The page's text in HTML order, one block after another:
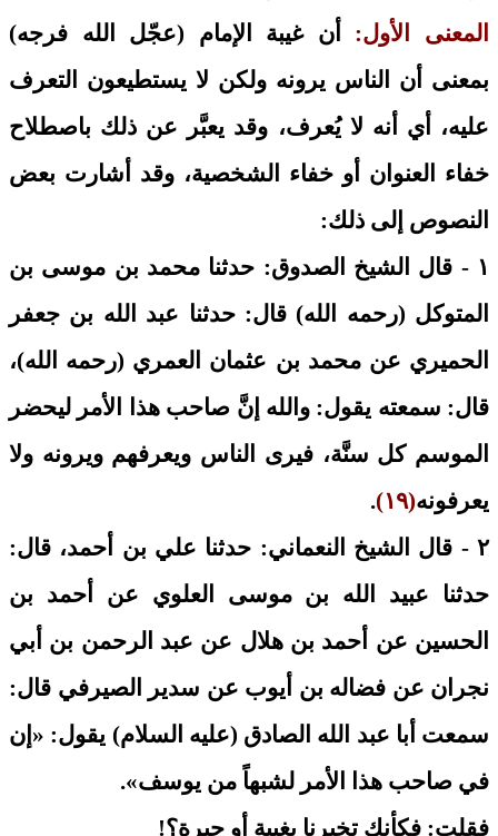
المعنى الأول: أن غيبة الإمام (عجّل الله فرجه)
بمعنى أن الناس يرونه ولكن لا يستطيعون التعرف
عليه، أي أنه لا يُعرف، وقد يعبَّر عن ذلك باصطلاح
خفاء العنوان أو خفاء الشخصية، وقد أشارت بعض
النصوص إلى ذلك:
١ - قال الشيخ الصدوق: حدثنا محمد بن موسى بن
المتوكل (رحمه الله) قال: حدثنا عبد الله بن جعفر
الحميري عن محمد بن عثمان العمري (رحمه الله)،
قال: سمعته يقول: والله إنَّ صاحب هذا الأمر ليحضر
الموسم كل سنَّة، فيرى الناس ويعرفهم ويرونه ولا
يعرفونه(١٩)
.
٢ - قال الشيخ النعماني: حدثنا علي بن أحمد، قال:
حدثنا عبيد الله بن موسى العلوي عن أحمد بن
الحسين عن أحمد بن هلال عن عبد الرحمن بن أبي
نجران عن فضاله بن أيوب عن سدير الصيرفي قال:
سمعت أبا عبد الله الصادق (عليه السلام) يقول: «إن
في صاحب هذا الأمر لشبهاً من يوسف».
فقلت: فكأنك تخبرنا بغيبة أو حيرة؟!